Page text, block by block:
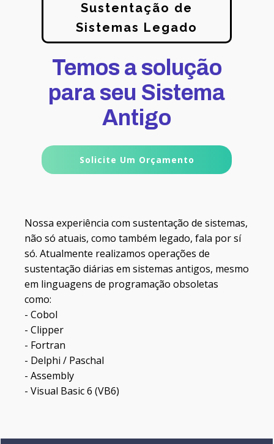
Sustentação de
Sistemas Legado
Temos a solução
para seu Sistema
Antigo
Solicite Um Orçamento
Nossa experiência com sustentação de sistemas,
não só atuais, como também legado, fala por sí
só. Atualmente realizamos operações de
sustentação diárias em sistemas antigos, mesmo
em linguagens de programação obsoletas
como:
- Cobol
- Clipper
- Fortran
- Delphi / Paschal
- Assembly
- Visual Basic 6 (VB6)